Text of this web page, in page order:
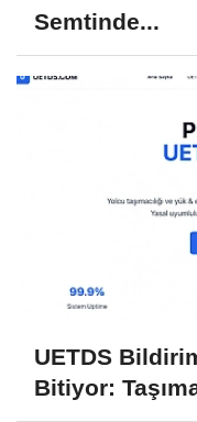
Semtinde...
UETDS
Bitiyor: